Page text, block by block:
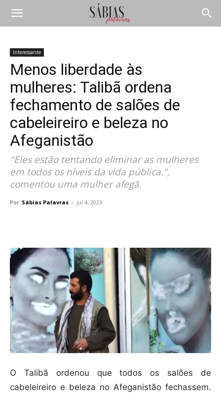
Interessante
Menos liberdade às
mulheres: Talibã ordena
fechamento de salões de
cabeleireiro e beleza no
Afeganistão
"Eles estão tentando eliminar as mulheres
em todos os níveis da vida pública.",
comentou uma mulher afegã.
Por Sábias Palavras - jul 4, 2023
O Talibã ordenou que todos os salões de
cabeleireiro e beleza no Afeganistão fechassem.